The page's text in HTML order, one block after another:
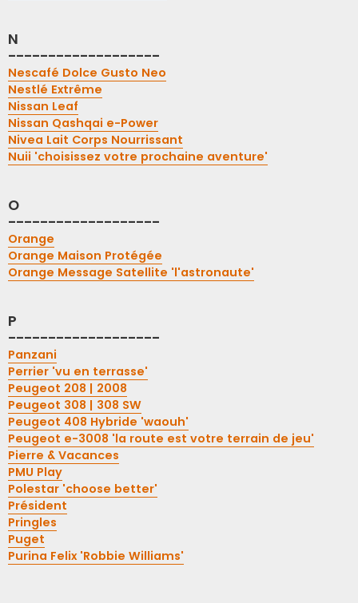
N
-------------------
Nescafé Dolce Gusto Neo
Nestlé Extrême
Nissan Leaf
Nissan Qashqai e-Power
Nivea Lait Corps Nourrissant
Nuii 'choisissez votre prochaine aventure'
O
-------------------
Orange
Orange Maison Protégée
Orange Message Satellite 'l'astronaute'
P
-------------------
Panzani
Perrier 'vu en terrasse'
Peugeot 208 | 2008
Peugeot 308 | 308 SW
Peugeot 408 Hybride 'waouh'
Peugeot e-3008 'la route est votre terrain de jeu'
Pierre & Vacances
PMU Play
Polestar 'choose better'
Président
Pringles
Puget
Purina Felix 'Robbie Williams'